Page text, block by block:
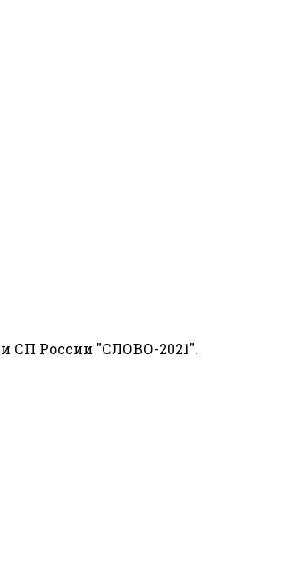
СП России "СЛОВО-2021".